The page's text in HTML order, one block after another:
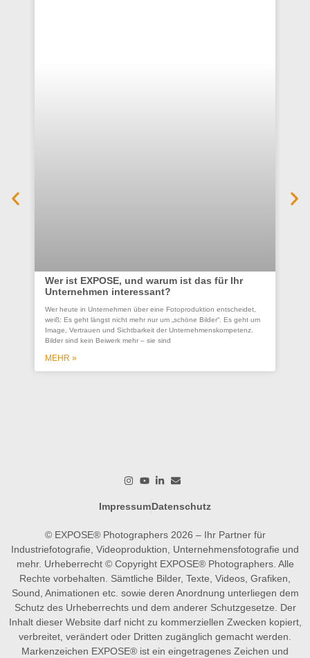
Wer ist EXPOSE, und warum ist das für Ihr
Unternehmen interessant?
Wer heute in Unternehmen über eine Fotoproduktion entscheidet,
weiß: Es geht längst nicht mehr nur um „schöne Bilder“. Es geht um
Image, Vertrauen und Sichtbarkeit der Unternehmenskompetenz.
Bilder sind kein Beiwerk mehr – sie sind
MEHR »
ImpressumDatenschutz
© EXPOSE® Photographers 2026 – Ihr Partner für
Industriefotografie, Videoproduktion, Unternehmensfotografie und
mehr. Urheberrecht © Copyright EXPOSE® Photographers. Alle
Rechte vorbehalten. Sämtliche Bilder, Texte, Videos, Grafiken,
Sound, Animationen etc. sowie deren Anordnung unterliegen dem
Schutz des Urheberrechts und dem anderer Schutzgesetze. Der
Inhalt dieser Website darf nicht zu kommerziellen Zwecken kopiert,
verbreitet, verändert oder Dritten zugänglich gemacht werden.
Markenzeichen EXPOSE® ist ein eingetragenes Zeichen und